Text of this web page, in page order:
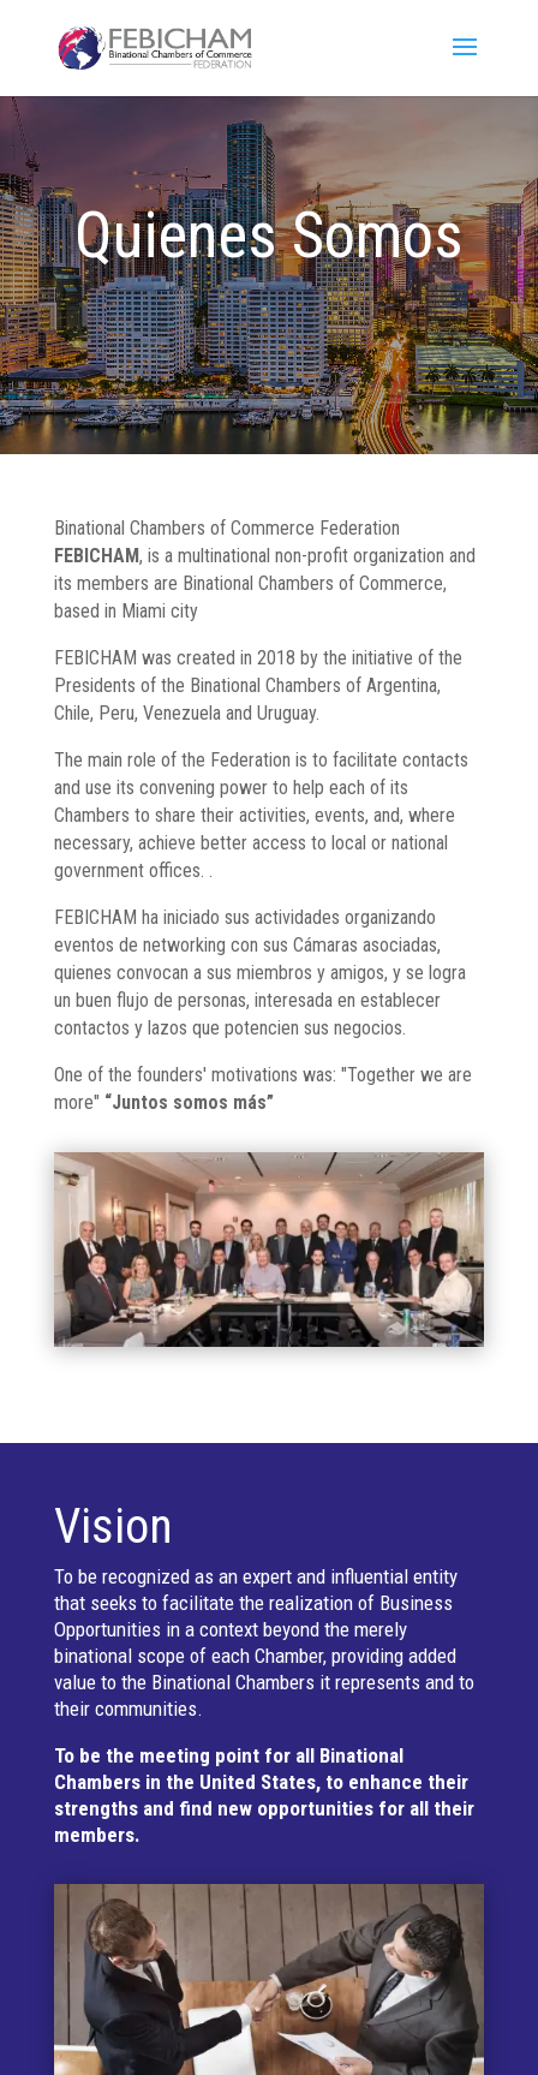
Quienes Somos
Binational Chambers of Commerce Federation
FEBICHAM, is a multinational non-profit organization and
its members are Binational Chambers of Commerce,
based in Miami city
FEBICHAM was created in 2018 by the initiative of the
Presidents of the Binational Chambers of Argentina,
Chile, Peru, Venezuela and Uruguay.
The main role of the Federation is to facilitate contacts
and use its convening power to help each of its
Chambers to share their activities, events, and, where
necessary, achieve better access to local or national
government offices. .
FEBICHAM ha iniciado sus actividades organizando
eventos de networking con sus Cámaras asociadas,
quienes convocan a sus miembros y amigos, y se logra
un buen flujo de personas, interesada en establecer
contactos y lazos que potencien sus negocios.
One of the founders' motivations was: "Together we are
more" “Juntos somos más”
Vision
To be recognized as an expert and influential entity
that seeks to facilitate the realization of Business
Opportunities in a context beyond the merely
binational scope of each Chamber, providing added
value to the Binational Chambers it represents and to
their communities.
To be the meeting point for all Binational
Chambers in the United States, to enhance their
strengths and find new opportunities for all their
members.